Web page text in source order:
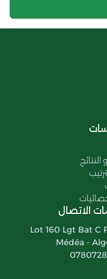
النتائج
الاتصال
Lot 160 Lgt Bat C
Médéa -